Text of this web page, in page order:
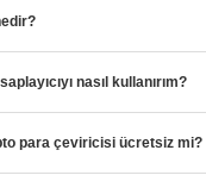
nasıl kullanırım?
para çeviricisi ücretsiz mi?